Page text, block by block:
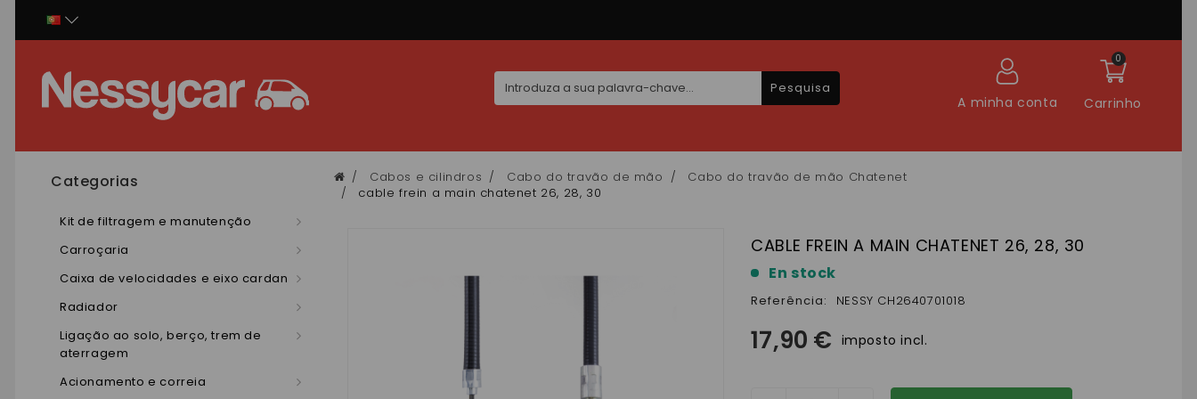
Carrinho
0
A minha conta
Pesquisa
Categorias
Kit de filtragem e manutenção
Carroçaria
Caixa de velocidades e eixo cardan
Radiador
Ligação ao solo, berço, trem de
aterragem
Acionamento e correia
Cabos e cilindros Cabo do travão de mão
Cabo do travão de mão Chatenet
cable frein a main chatenet 26, 28, 30
CABLE FREIN A MAIN CHATENET 26, 28, 30
En stock
Referência: NESSY CH2640701018
17,90 € imposto incl.